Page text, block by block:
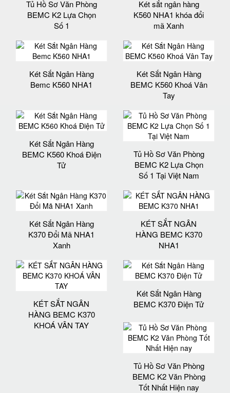
Tủ Hồ Sơ Văn Phòng
BEMC K2 Lựa Chọn
Số 1
Két sắt ngân hàng
K560 NHA1 khóa đổi
mã Xanh
Két Sắt Ngân Hàng
Bemc K560 NHA1
Két Sắt Ngân Hàng
BEMC K560 Khoá Vân
Tay
Két Sắt Ngân Hàng
BEMC K560 Khoá Điện
Tử
Tủ Hồ Sơ Văn Phòng
BEMC K2 Lựa Chọn
Số 1 Tại Việt Nam
Két Sắt Ngân Hàng
K370 Đổi Mã NHA1
Xanh
KÉT SẮT NGÂN
HÀNG BEMC K370
NHA1
KÉT SẮT NGÂN
HÀNG BEMC K370
KHOÁ VÂN TAY
Két Sắt Ngân Hàng
BEMC K370 Điện Tử
Tủ Hồ Sơ Văn Phòng
BEMC K2 Văn Phòng
Tốt Nhất Hiện nay